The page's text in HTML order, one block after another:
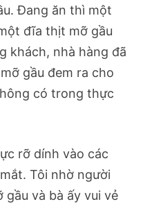
Đang ăn thì một
đĩa thịt mỡ gầu
khách, nhà hàng đã
gầu đem ra cho
có trong thực
rỡ dính vào các
Tôi nhờ người
và bà ấy vui vẻ